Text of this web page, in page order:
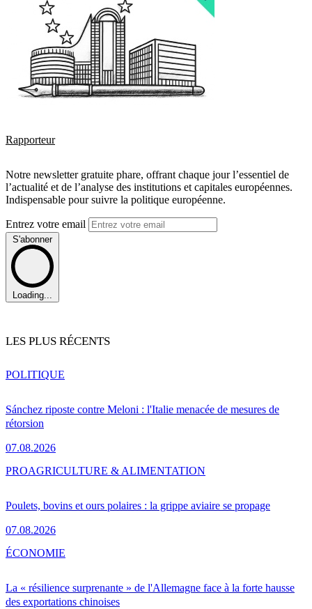
Rapporteur
Notre newsletter gratuite phare, offrant chaque jour l’essentiel de
l’actualité et de l’analyse des institutions et capitales européennes.
Indispensable pour suivre la politique européenne.
Entrez votre email
S'abonner
Loading...
LES PLUS RÉCENTS
Sánchez riposte contre Meloni : l'Italie menacée de mesures de
rétorsion
07.08.2026
POLITIQUE
Poulets, bovins et ours polaires : la grippe aviaire se propage
07.08.2026
PROAGRICULTURE & ALIMENTATION
La « résilience surprenante » de l'Allemagne face à la forte hausse
des exportations chinoises
ÉCONOMIE